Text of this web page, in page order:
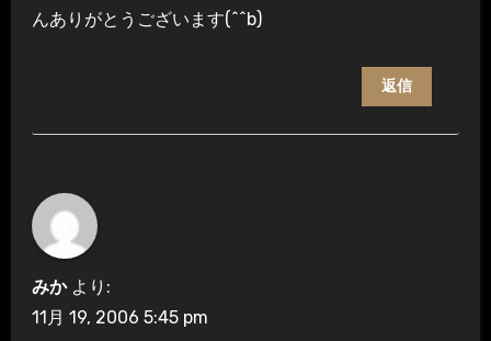
んありがとうございます(^^b)
返信
みか より:
11月 19, 2006 5:45 pm